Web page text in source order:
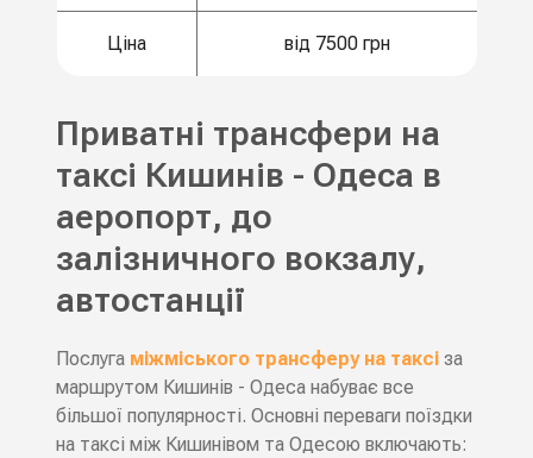
Ціна від 7500 грн
Приватні трансфери на
таксі Кишинів - Одеса в
аеропорт, до
залізничного вокзалу,
автостанції
Послуга міжміського трансферу на таксіза
маршрутом Кишинів - Одеса набуває все
більшої популярності. Основні переваги поїздки
на таксі між Кишинівом та Одесою включають: